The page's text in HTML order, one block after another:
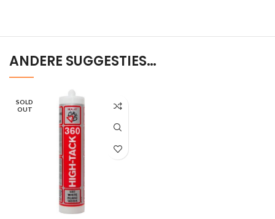
ANDERE SUGGESTIES…
SOLD
OUT